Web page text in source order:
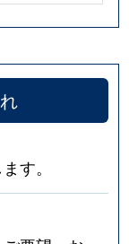
す。